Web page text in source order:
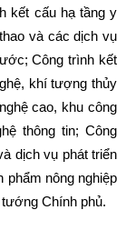
kết cấu hạ tầng y
và các dịch vụ
Công trình kết
khí tượng thủy
cao, khu công
thông tin; Công
dịch vụ phát triển
phẩm nông nghiệp
Chính phủ.